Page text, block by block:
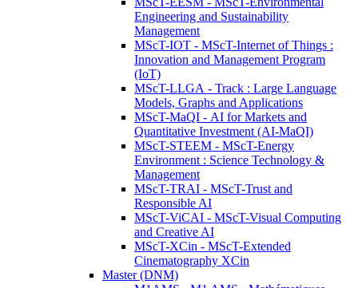
Engineering and Sustainability
Management
MScT-IOT - MScT-Internet of Things :
Innovation and Management Program
(IoT)
MScT-LLGA - Track : Large Language
Models, Graphs and Applications
MScT-MaQI - AI for Markets and
Quantitative Investment (AI-MaQI)
MScT-STEEM - MScT-Energy
Environment : Science Technology &
Management
MScT-TRAI - MScT-Trust and
Responsible AI
MScT-ViCAI - MScT-Visual Computing
and Creative AI
MScT-XCin - MScT-Extended
Cinematography XCin
Master (DNM)